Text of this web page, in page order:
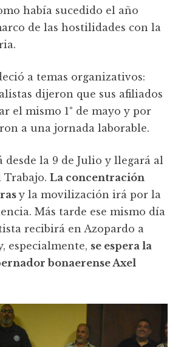
había sucedido el año
de las hostilidades con la
a temas organizativos:
dijeron que sus afiliados
el mismo 1° de mayo y por
a una jornada laborable.
desde la 9 de Julio y llegará al
Trabajo.La concentración
y la movilización irá por la
Más tarde ese mismo día
recibirá en Azopardo a
especialmente, se espera la
bonaerense Axel